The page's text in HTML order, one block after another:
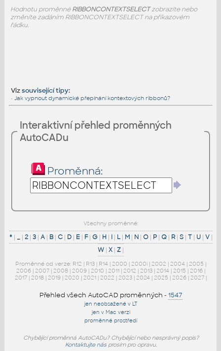
Hodnotu proměnnéRIBBONCONTEXTSELECTzobrazíte nebo
změníte zadáním RIBBONCONTEXTSELECT na příkazovém
řádku.
Vizsouvisející tipy:
• Jak vypnout dynamické přepínání kontextových ribbonů?
Interaktivní přehled proměnných
AutoCADu
Proměnná:
Všechny proměnné:
*| _| 2| 3| A| B| C| D| E| F| G| H | I| L| M| N| O| P| Q| R| S| T| U| V|
W | X | Z |
Proměnné od verze: R12 | R13 | R14 | 2000 | 2000i | 2002 | 2004 | 2005 |
2006 | 2007 | 2008 | 2009 | 2010 | 2011 | 2012 | 2013 | 2014 | 2015 | 2016 |
2017 | 2018 | 2019 | 2020 | 2021 | 2022 | 2023 | 2024 | 2025 | 2026 | 2027 |
Přehled všech AutoCAD proměnných - 1547
jen neobsažené v LT
jen v Mac verzi
proměnné prostředí
Chybějící proměnná AutoCADu? Chybějící nebo nesprávný popis?
Kontaktujte násprosím pro opravu.